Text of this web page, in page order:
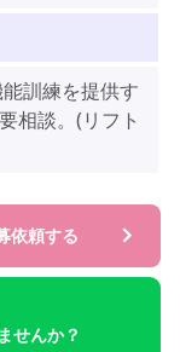
訓練を提供す
相談。(リフト
依頼する
せんか？